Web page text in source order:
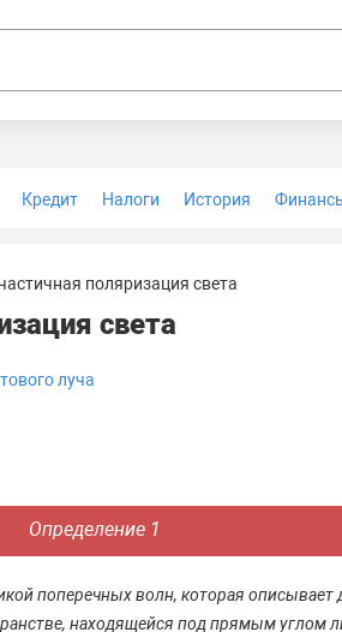
Кредит Налоги История
поляризация света
света
луча
Определение 1
поперечных волн, которая описывает
находящейся под прямым углом